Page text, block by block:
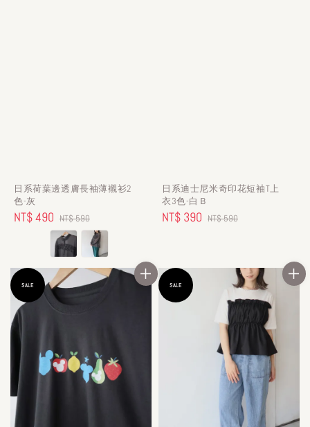
日系荷葉邊透膚長袖薄襯衫2
色-灰
Sale
NT$ 490 Regular
price
NT$ 590
日系迪士尼米奇印花短袖T上
衣3色-白Ｂ
Sale
NT$ 390 Regular
NT$ 590
SALE SALE